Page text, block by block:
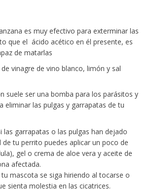
es muy efectivo para exterminar las
que el ácido acético en él presente, es
de matarlas
vinagre de vino blanco, limón y sal
suele ser una bomba para los parásitos y
eliminar las pulgas y garrapatas de tu
las garrapatas o las pulgas han dejado
de tu perrito puedes aplicar un poco de
gel o crema de aloe vera y aceite de
afectada.
mascota se siga hiriendo al tocarse o
sienta molestia en las cicatrices.